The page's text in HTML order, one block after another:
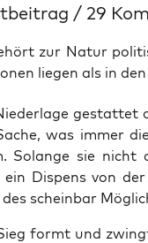
/ 29
zur Natur
liegen als in
gestat­tet
was immer
Solan­ge sie nicht
ein Dis­pens von
schein­bar
formt und